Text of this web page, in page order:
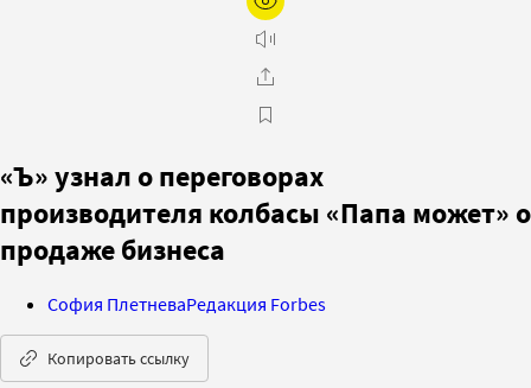
«Ъ» узнал о переговорах
производителя колбасы «Папа может» о
продаже бизнеса
София ПлетневаРедакция Forbes
Копировать ссылку